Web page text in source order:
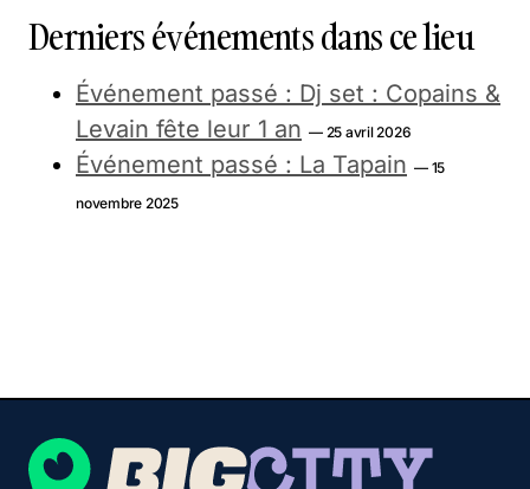
Derniers événements dans ce lieu
Événement passé : Dj set : Copains &
Levain fête leur 1 an — 25 avril 2026
Événement passé : La Tapain — 15
novembre 2025